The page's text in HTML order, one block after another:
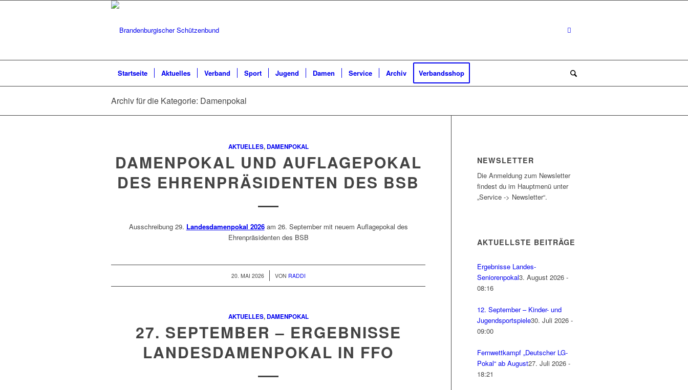
Startseite Aktuelles Verband Sport Jugend Damen Service Archiv Verbandsshop
Archiv für die Kategorie: Damenpokal
AKTUELLES,DAMENPOKAL
DAMENPOKAL UND AUFLAGEPOKAL
DES EHRENPRÄSIDENTEN DES BSB
Ausschreibung 29. Landesdamenpokal 2026am 26. September mit neuem Auflagepokal des
Ehrenpräsidenten des BSB
20. MAI 2026
/ VON RADDI
AKTUELLES,DAMENPOKAL
27. SEPTEMBER – ERGEBNISSE
LANDESDAMENPOKAL IN FFO
NEWSLETTER
Die Anmeldung zum Newsletter
findest du im Hauptmenü unter
„Service -> Newsletter“.
AKTUELLSTE BEITRÄGE
Ergebnisse Landes-
Seniorenpokal3. August 2026 -
08:16
12. September – Kinder- und
Jugendsportspiele30. Juli 2026 -
09:00
Fernwettkampf „Deutscher LG-
Pokal“ ab August27. Juli 2026 -
18:21